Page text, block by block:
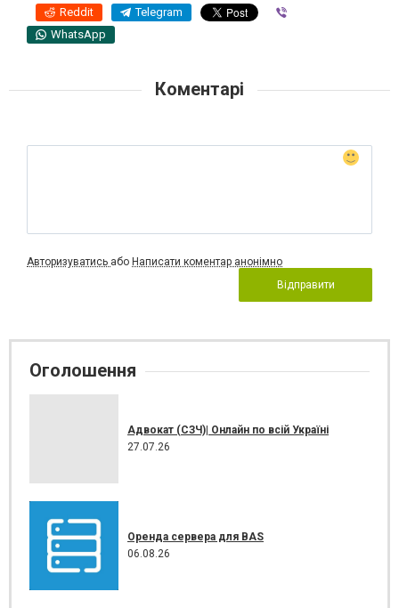
Reddit Telegram
WhatsApp
Коментарі
Авторизуватись або Написати коментар анонімно
Відправити
Оголошення
Адвокат (СЗЧ)| Онлайн по всій Україні
27.07.26
Оренда сервера для BAS
06.08.26